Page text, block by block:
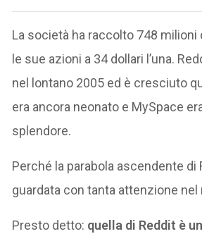
La società ha raccolto 748 milioni
le sue azioni a 34 dollari l’una.
nel lontano 2005 ed è cresciuto
era ancora neonato e MySpace
splendore.
Perché la parabola ascendente di
guardata con tanta attenzione
Presto detto: quella di Reddit è